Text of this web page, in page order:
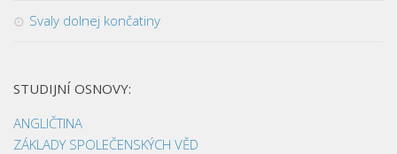
Svaly dolnej končatiny
STUDIJNÍ OSNOVY:
ANGLIČTINA
ZÁKLADY SPOLEČENSKÝCH VĚD